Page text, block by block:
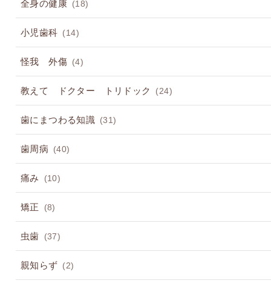
全身の健康 (18)
小児歯科 (14)
怪我 外傷 (4)
教えて ドクター トリドック (24)
歯にまつわる知識 (31)
歯周病 (40)
痛み (10)
矯正 (8)
虫歯 (37)
親知らず (2)